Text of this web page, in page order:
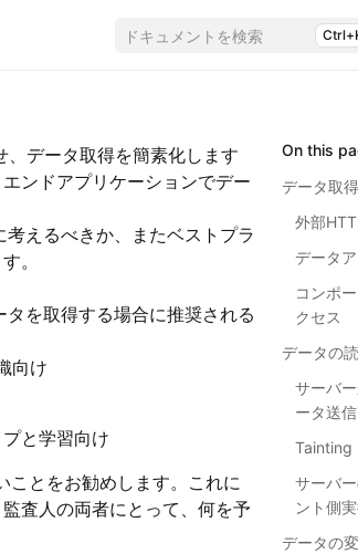
ドキュメントを検索
データ取得を簡素化します
ンドアプリケーションでデー
えるべきか、またベストプラ
。
を取得する場合に推奨される
向け
プと学習向け
ことをお勧めします。これに
査人の両者にとって、何を予
On this
データ取
外部
データ
コンポ
クセス
データの
サーバ
ータ送信
Tainting
サーバ
ント側
データの